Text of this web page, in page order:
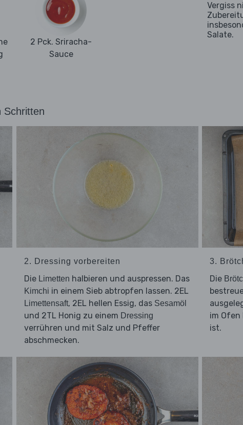
2 Pck. Sriracha-
Sauce
Vergiss
Salate.
Schritten
2. Dressing vorbereiten
Die Limetten halbieren und auspressen. Das
Kimchi in einem Sieb abtropfen lassen. 2EL
Limettensaft, 2EL hellen Essig, das Sesamöl
und 2TL Honig zu einem Dressing
verrühren und mit Salz und Pfeffer
abschmecken.
3.
Die
im Ofen
ist.